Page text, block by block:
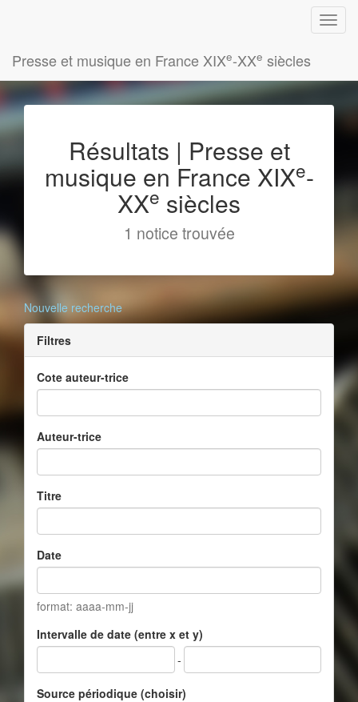
Presse et musique en France XIXe-XXe siècles
Résultats | Presse et
musique en France XIXe-
XXe siècles
1 notice trouvée
Nouvelle recherche
Filtres
Cote auteur-trice
Auteur-trice
Titre
Date
format: aaaa-mm-jj
Intervalle de date (entre x et y)
-
Source périodique (choisir)